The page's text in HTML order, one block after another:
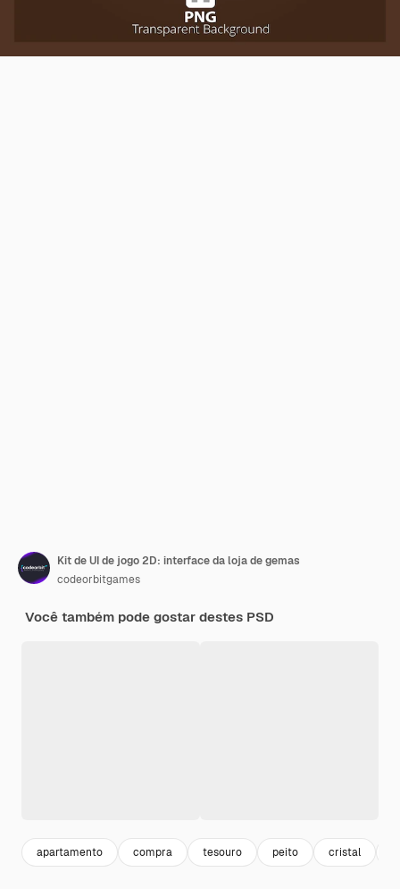
Kit de UI de jogo 2D: interface da loja de gemas
codeorbitgames
Você também pode gostar destes PSD
apartamento compra tesouro peito cristal